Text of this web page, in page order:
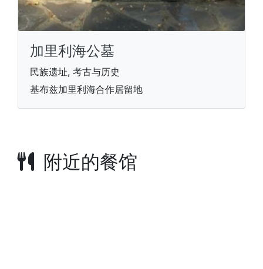
加里利海公墓
民族遗址, 考古与历史
基布兹加里利海合作居留地
附近的餐馆